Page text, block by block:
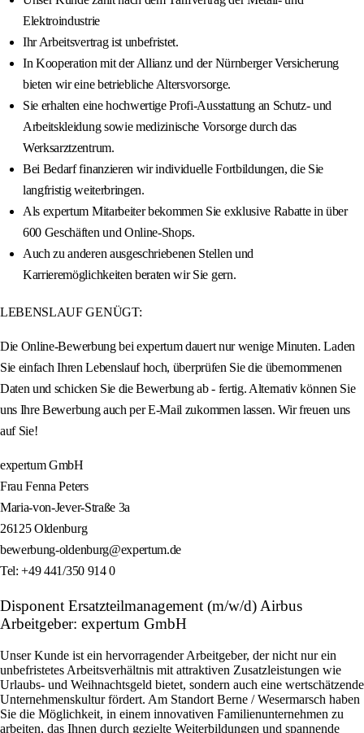
Elektroindustrie
Ihr Arbeitsvertrag ist unbefristet.
In Kooperation mit der Allianz und der Nürnberger Versicherung
bieten wir eine betriebliche Altersvorsorge.
Sie erhalten eine hochwertige Profi-Ausstattung an Schutz- und
Arbeitskleidung sowie medizinische Vorsorge durch das
Werksarztzentrum.
Bei Bedarf finanzieren wir individuelle Fortbildungen, die Sie
langfristig weiterbringen.
Als expertum Mitarbeiter bekommen Sie exklusive Rabatte in über
600 Geschäften und Online-Shops.
Auch zu anderen ausgeschriebenen Stellen und
Karrieremöglichkeiten beraten wir Sie gern.
LEBENSLAUF GENÜGT:
Die Online-Bewerbung bei expertum dauert nur wenige Minuten. Laden
Sie einfach Ihren Lebenslauf hoch, überprüfen Sie die übernommenen
Daten und schicken Sie die Bewerbung ab - fertig. Alternativ können Sie
uns Ihre Bewerbung auch per E-Mail zukommen lassen. Wir freuen uns
auf Sie!
expertum GmbH
Frau Fenna Peters
Maria-von-Jever-Straße 3a
26125 Oldenburg
bewerbung-oldenburg@expertum.de
Tel: +49 441/350 914 0
Disponent Ersatzteilmanagement (m/w/d) Airbus
Arbeitgeber: expertum GmbH
Unser Kunde ist ein hervorragender Arbeitgeber, der nicht nur ein
unbefristetes Arbeitsverhältnis mit attraktiven Zusatzleistungen wie
Urlaubs- und Weihnachtsgeld bietet, sondern auch eine wertschätzende
Unternehmenskultur fördert. Am Standort Berne / Wesermarsch haben
Sie die Möglichkeit, in einem innovativen Familienunternehmen zu
arbeiten, das Ihnen durch gezielte Weiterbildungen und spannende